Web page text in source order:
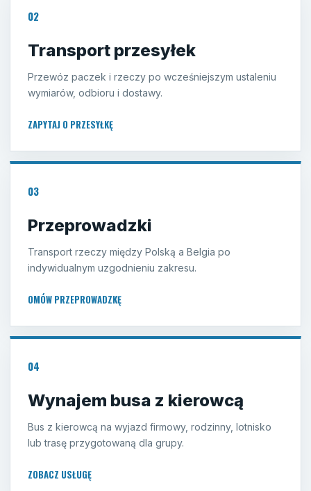
02
Transport przesyłek
Przewóz paczek i rzeczy po wcześniejszym ustaleniu
wymiarów, odbioru i dostawy.
ZAPYTAJ O PRZESYŁKĘ
03
Przeprowadzki
Transport rzeczy między Polską a Belgia po
indywidualnym uzgodnieniu zakresu.
OMÓW PRZEPROWADZKĘ
04
Wynajem busa z kierowcą
Bus z kierowcą na wyjazd firmowy, rodzinny, lotnisko
lub trasę przygotowaną dla grupy.
ZOBACZ USŁUGĘ